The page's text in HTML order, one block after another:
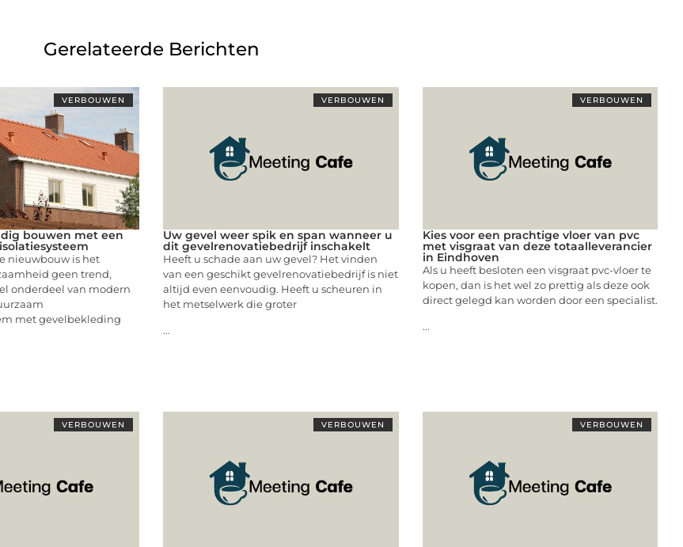
Gerelateerde Berichten
VERBOUWEN
bouwen met een
nieuwbouw is het
geen trend,
onderdeel van modern
met gevelbekleding
VERBOUWEN
Uw gevel weer spik en span wanneer u
dit gevelrenovatiebedrijf inschakelt
Heeft u schade aan uw gevel? Het vinden
van een geschikt gevelrenovatiebedrijf is niet
altijd even eenvoudig. Heeft u scheuren in
het metselwerk die groter
...
VERBOUWEN
Kies voor een prachtige vloer van pvc
met visgraat van deze totaalleverancier
in Eindhoven
Als u heeft besloten een visgraat pvc-vloer te
kopen, dan is het wel zo prettig als deze ook
direct gelegd kan worden door een specialist.
...
VERBOUWEN VERBOUWEN VERBOUWEN